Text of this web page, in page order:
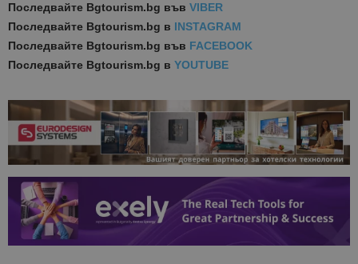
Последвайте Bgtourism.bg във VIBER
Последвайте Bgtourism.bg в INSTAGRAM
Последвайте Bgtourism.bg във FACEBOOK
Последвайте Bgtourism.bg в YOUTUBE